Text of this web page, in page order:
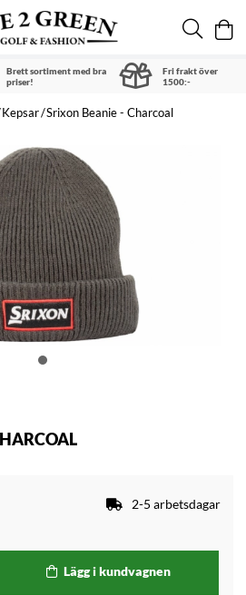
Brett sortiment med bra
priser!
Fri frakt över
1500:-
Kepsar Srixon Beanie - Charcoal
2-5 arbetsdagar
Lägg i kundvagnen